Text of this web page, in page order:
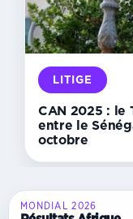
la
vice-
présidence
de
Confédération
africaine
LITIGE
CAN 2025 : le
entre le
octobre
MONDIAL 2026